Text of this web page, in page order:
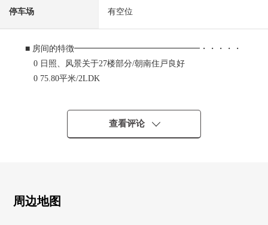
停车场 有空位
■ 房间的特徴━━━━━━━━━━━━━━━・・・・・
0 日照、风景关于27楼部分/朝南住戸良好
0 75.80平米/2LDK
0 用有开放感觉的宽大的框格亮的LDK
0 从脚下酝酿的地板暖气有(客餐厅部分)
里面含有)
查看评论
周边地图